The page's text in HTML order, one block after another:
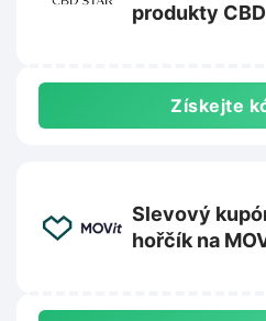
produkty
Získejte
Slevový
hořčík na